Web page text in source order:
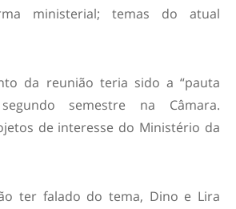
ministerial; temas do atual
da reunião teria sido a “pauta
semestre na Câmara.
de interesse do Ministério da
ter falado do tema, Dino e Lira